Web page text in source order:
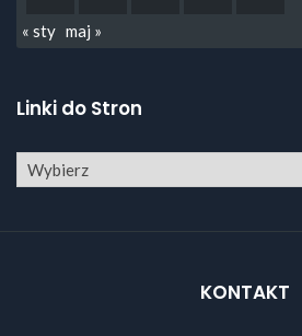
« sty maj »
Linki do Stron
KONTAKT